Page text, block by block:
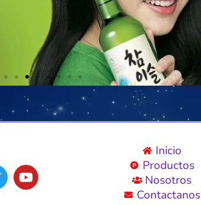
Inicio
Productos
Nosotros
Contactanos